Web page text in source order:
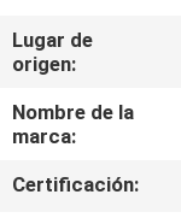
VIAJE
DE
LA
FÁBRICA
Lugar de
origen:
Nombre de la
marca:
Certificación: